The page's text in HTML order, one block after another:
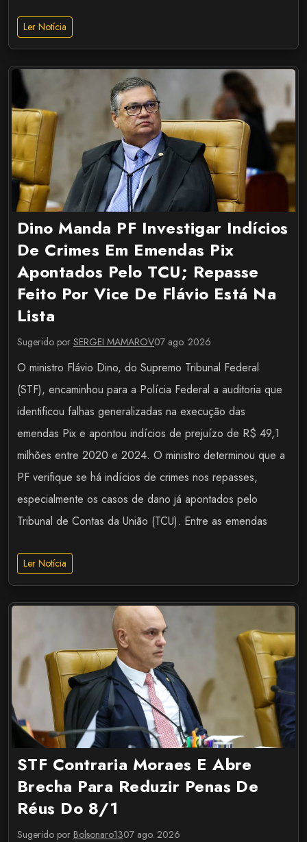
Ler Notícia
Dino Manda PF Investigar Indícios
De Crimes Em Emendas Pix
Apontados Pelo TCU; Repasse
Feito Por Vice De Flávio Está Na
Lista
Sugerido por SERGEI MAMAROV07 ago. 2026
O ministro Flávio Dino, do Supremo Tribunal Federal
(STF), encaminhou para a Polícia Federal a auditoria que
identificou falhas generalizadas na execução das
emendas Pix e apontou indícios de prejuízo de R$ 49,1
milhões entre 2020 e 2024. O ministro determinou que a
PF verifique se há indícios de crimes nos repasses,
especialmente os casos de dano já apontados pelo
Tribunal de Contas da União (TCU). Entre as emendas
Ler Notícia
STF Contraria Moraes E Abre
Brecha Para Reduzir Penas De
Réus Do 8/1
Sugerido por Bolsonaro1307 ago. 2026